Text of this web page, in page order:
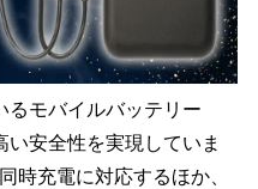
るモバイルバッテリー
安全性を実現していま
時充電に対応するほか、